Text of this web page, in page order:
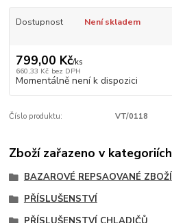
Dostupnost Není skladem
799,00 Kč/ks
660,33 Kč bez DPH
Momentálně není k dispozici
Číslo produktu: VT/0118
Zboží zařazeno v kategoriích
BAZAROVÉ REPSAOVANÉ ZBOŽÍ
PŘÍSLUŠENSTVÍ